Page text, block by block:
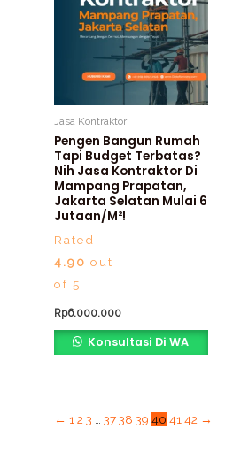
Jasa Kontraktor
Pengen Bangun Rumah
Tapi Budget Terbatas?
Nih Jasa Kontraktor Di
Mampang Prapatan,
Jakarta Selatan Mulai 6
Jutaan/m²!
Rated
4.90 out
of 5
Rp6.000.000
Konsultasi Di WA
← 1 2 3 3738 39 40 41 42 →